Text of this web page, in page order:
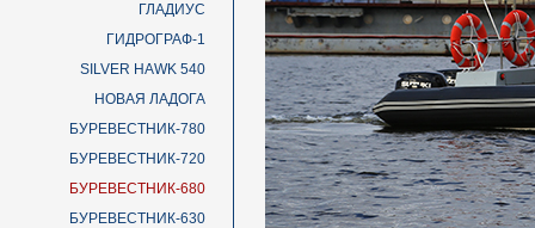
ГЛАДИУС
ГИДРОГРАФ-1
SILVER HAWK 540
НОВАЯ ЛАДОГА
БУРЕВЕСТНИК-780
БУРЕВЕСТНИК-720
БУРЕВЕСТНИК-680
БУРЕВЕСТНИК-630